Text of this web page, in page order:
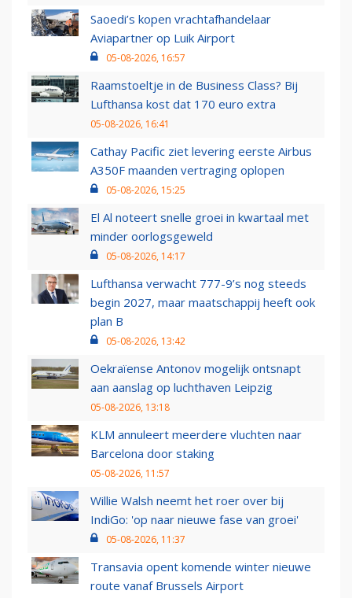
Saoedi’s kopen vrachtafhandelaar
Aviapartner op Luik Airport
05-08-2026, 16:57
Raamstoeltje in de Business Class? Bij
Lufthansa kost dat 170 euro extra
05-08-2026, 16:41
Cathay Pacific ziet levering eerste Airbus
A350F maanden vertraging oplopen
05-08-2026, 15:25
El Al noteert snelle groei in kwartaal met
minder oorlogsgeweld
05-08-2026, 14:17
Lufthansa verwacht 777-9’s nog steeds
begin 2027, maar maatschappij heeft ook
plan B
05-08-2026, 13:42
Oekraïense Antonov mogelijk ontsnapt
aan aanslag op luchthaven Leipzig
05-08-2026, 13:18
KLM annuleert meerdere vluchten naar
Barcelona door staking
05-08-2026, 11:57
Willie Walsh neemt het roer over bij
IndiGo: 'op naar nieuwe fase van groei'
05-08-2026, 11:37
Transavia opent komende winter nieuwe
route vanaf Brussels Airport